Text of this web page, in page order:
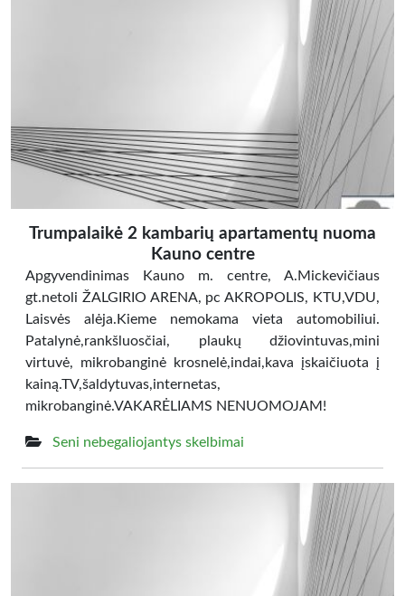
Trumpalaikė 2 kambarių apartamentų nuoma
Kauno centre
Apgyvendinimas Kauno m. centre, A.Mickevičiaus
gt.netoli ŽALGIRIO ARENA, pc AKROPOLIS, KTU,VDU,
Laisvės alėja.Kieme nemokama vieta automobiliui.
Patalynė,rankšluosčiai, plaukų džiovintuvas,mini
virtuvė, mikrobanginė krosnelė,indai,kava įskaičiuota į
kainą.TV,šaldytuvas,internetas,
mikrobanginė.VAKARĖLIAMS NENUOMOJAM!
Seni nebegaliojantys skelbimai